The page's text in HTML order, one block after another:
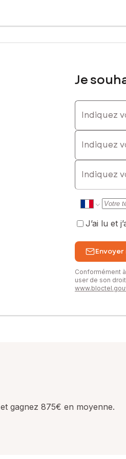
Je
Indiquez
Indiquez
E-mail
J’ai lu et
Conformément
user de son
et gagnez 875€ en moyenne.